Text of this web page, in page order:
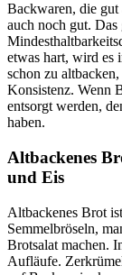
Backwaren, die gut
auch noch gut.
etwas hart, wird es
schon zu
Konsistenz. Wenn
entsorgt werden,
haben.
Altbackenes
und Eis
Altbackenes Brot
Semmelbröseln,
Brotsalat machen.
Aufläufe.